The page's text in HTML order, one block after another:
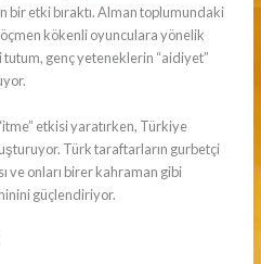
etki bıraktı. Alman toplumundaki
kökenli oyunculara yönelik
genç yeteneklerin “aidiyet”
etkisi yaratırken, Türkiye
Türk taraftarların gurbetçi
ve onları birer kahraman gibi
güçlendiriyor.